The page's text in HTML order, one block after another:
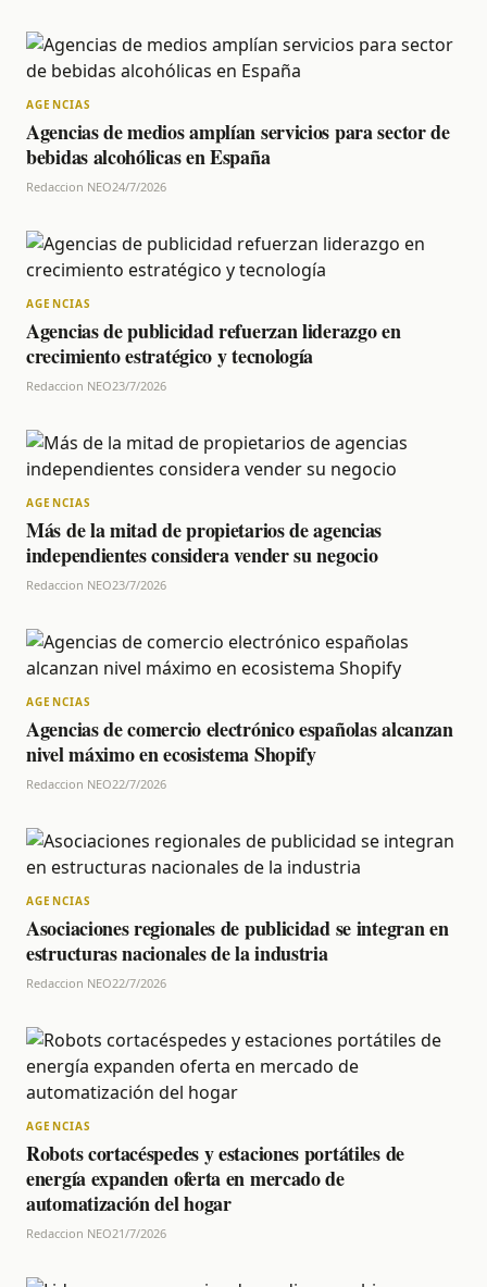
AGENCIAS
Agencias de medios amplían servicios para sector de
bebidas alcohólicas en España
Redaccion NEO24/7/2026
AGENCIAS
Agencias de publicidad refuerzan liderazgo en
crecimiento estratégico y tecnología
Redaccion NEO23/7/2026
AGENCIAS
Más de la mitad de propietarios de agencias
independientes considera vender su negocio
Redaccion NEO23/7/2026
AGENCIAS
Agencias de comercio electrónico españolas alcanzan
nivel máximo en ecosistema Shopify
Redaccion NEO22/7/2026
AGENCIAS
Asociaciones regionales de publicidad se integran en
estructuras nacionales de la industria
Redaccion NEO22/7/2026
AGENCIAS
Robots cortacéspedes y estaciones portátiles de
energía expanden oferta en mercado de
automatización del hogar
Redaccion NEO21/7/2026